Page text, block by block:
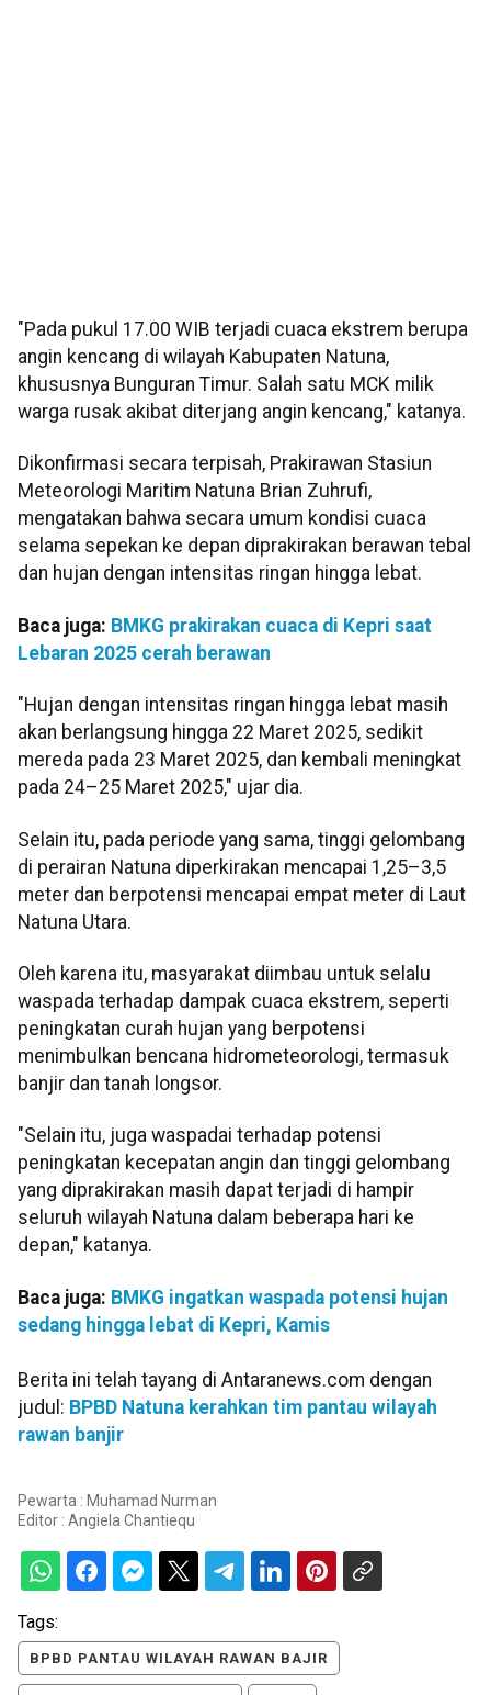
"Pada pukul 17.00 WIB terjadi cuaca ekstrem berupa
angin kencang di wilayah Kabupaten Natuna,
khususnya Bunguran Timur. Salah satu MCK milik
warga rusak akibat diterjang angin kencang," katanya.
Dikonfirmasi secara terpisah, Prakirawan Stasiun
Meteorologi Maritim Natuna Brian Zuhrufi,
mengatakan bahwa secara umum kondisi cuaca
selama sepekan ke depan diprakirakan berawan tebal
dan hujan dengan intensitas ringan hingga lebat.
Baca juga: BMKG prakirakan cuaca di Kepri saat
Lebaran 2025 cerah berawan
"Hujan dengan intensitas ringan hingga lebat masih
akan berlangsung hingga 22 Maret 2025, sedikit
mereda pada 23 Maret 2025, dan kembali meningkat
pada 24–25 Maret 2025," ujar dia.
Selain itu, pada periode yang sama, tinggi gelombang
di perairan Natuna diperkirakan mencapai 1,25–3,5
meter dan berpotensi mencapai empat meter di Laut
Natuna Utara.
Oleh karena itu, masyarakat diimbau untuk selalu
waspada terhadap dampak cuaca ekstrem, seperti
peningkatan curah hujan yang berpotensi
menimbulkan bencana hidrometeorologi, termasuk
banjir dan tanah longsor.
"Selain itu, juga waspadai terhadap potensi
peningkatan kecepatan angin dan tinggi gelombang
yang diprakirakan masih dapat terjadi di hampir
seluruh wilayah Natuna dalam beberapa hari ke
depan," katanya.
Baca juga: BMKG ingatkan waspada potensi hujan
sedang hingga lebat di Kepri, Kamis
Berita ini telah tayang di Antaranews.com dengan
judul: BPBD Natuna kerahkan tim pantau wilayah
rawan banjir
Pewarta : Muhamad Nurman
Editor : Angiela Chantiequ
Tags:
BPBD PANTAU WILAYAH RAWAN BAJIR